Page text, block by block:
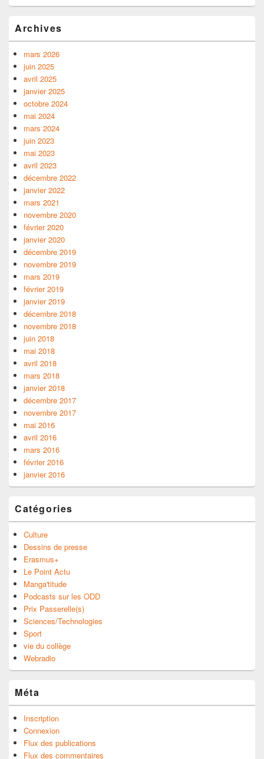
Archives
mars 2026
juin 2025
avril 2025
janvier 2025
octobre 2024
mai 2024
mars 2024
juin 2023
mai 2023
avril 2023
décembre 2022
janvier 2022
mars 2021
novembre 2020
février 2020
janvier 2020
décembre 2019
novembre 2019
mars 2019
février 2019
janvier 2019
décembre 2018
novembre 2018
juin 2018
mai 2018
avril 2018
mars 2018
janvier 2018
décembre 2017
novembre 2017
mai 2016
avril 2016
mars 2016
février 2016
janvier 2016
Catégories
Culture
Dessins de presse
Erasmus+
Le Point Actu
Manga'titude
Podcasts sur les ODD
Prix Passerelle(s)
Sciences/Technologies
Sport
vie du collège
Webradio
Méta
Inscription
Connexion
Flux des publications
Flux des commentaires